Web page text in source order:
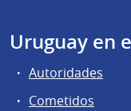
Uruguay en
Autoridades
Cometidos